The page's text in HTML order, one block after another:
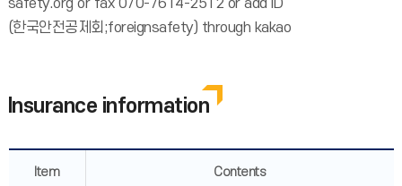
safety.org or fax 070-7614-2512 or add ID
(한국안전공제회;foreignsafety) through kakao
Insurance information
Item Contents